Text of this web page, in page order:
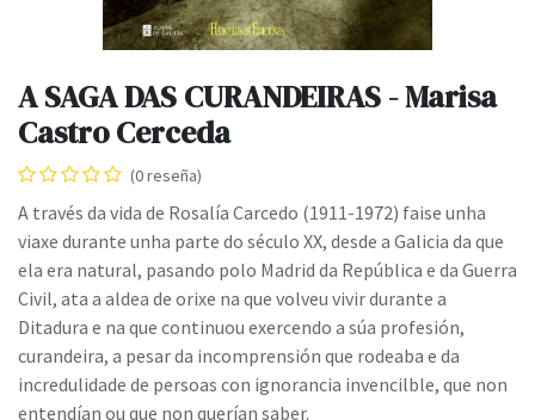
A SAGA DAS CURANDEIRAS - Marisa
Castro Cerceda
(0 reseña)
A través da vida de Rosalía Carcedo (1911-1972) faise unha
viaxe durante unha parte do século XX, desde a Galicia da que
ela era natural, pasando polo Madrid da República e da Guerra
Civil, ata a aldea de orixe na que volveu vivir durante a
Ditadura e na que continuou exercendo a súa profesión,
curandeira, a pesar da incomprensión que rodeaba e da
incredulidade de persoas con ignorancia invencilble, que non
entendían ou que non querían saber.